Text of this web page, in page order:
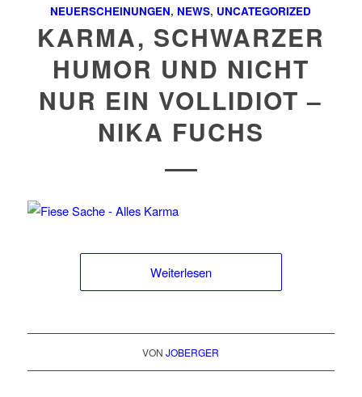
NEUERSCHEINUNGEN, NEWS, UNCATEGORIZED
KARMA, SCHWARZER
HUMOR UND NICHT
NUR EIN VOLLIDIOT –
NIKA FUCHS
Weiterlesen
VONJOBERGER